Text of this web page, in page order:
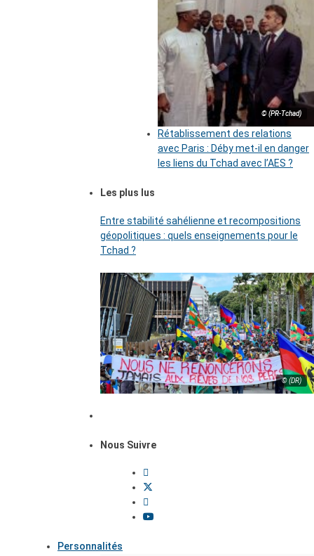
© (PR-Tchad)
Rétablissement des relations
avec Paris : Déby met-il en danger
les liens du Tchad avec l’AES ?
Les plus lus
Entre stabilité sahélienne et recompositions
géopolitiques : quels enseignements pour le
Tchad ?
© (DR)
Nous Suivre
Personnalités